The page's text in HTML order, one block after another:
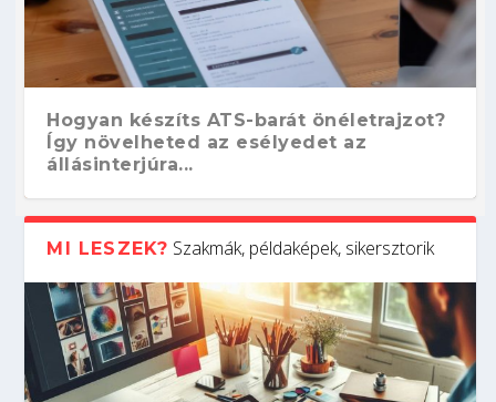
Hogyan készíts ATS-barát önéletrajzot?
Így növelheted az esélyedet az
állásinterjúra...
MI LESZEK? Szakmák, példaképek, sikersztorik